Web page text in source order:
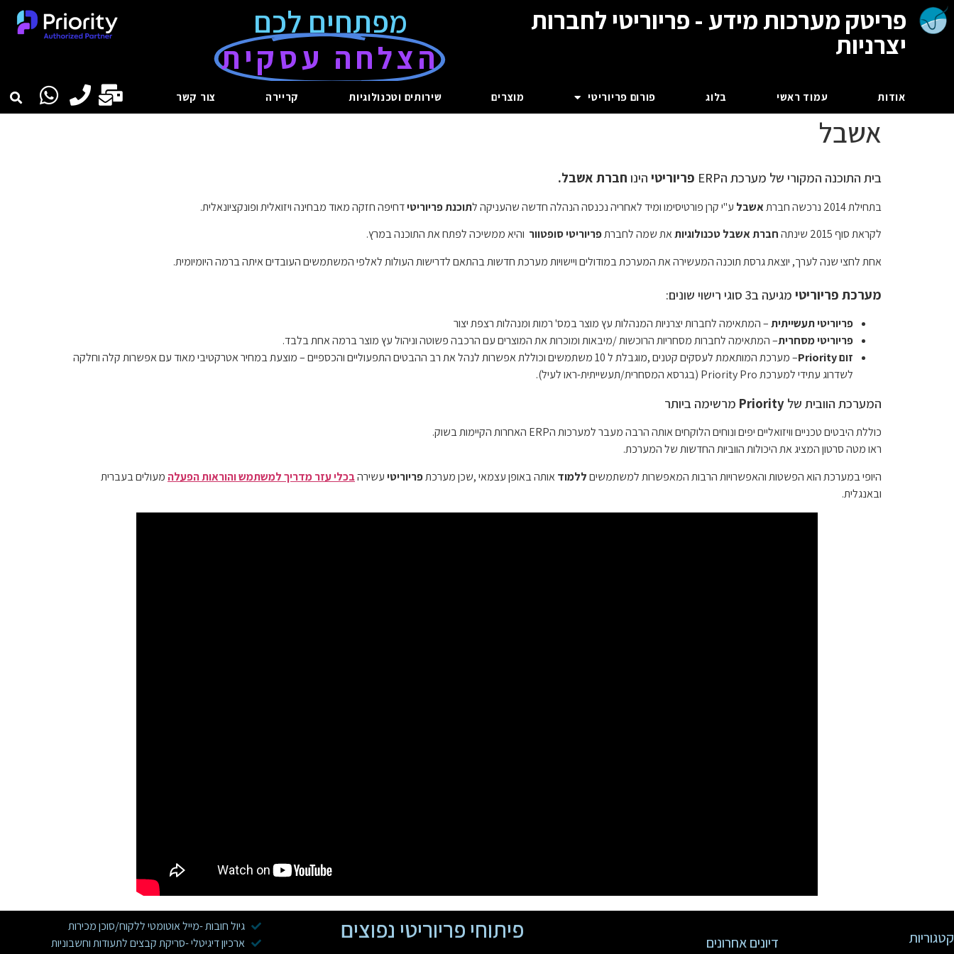
פריטק מערכות מידע - פריוריטי לחברות
יצרניות
מפתחים לכם
הצלחה עסקית
אודות עמוד ראשי בלוג פורום פריוריטי מוצרים שירותים וטכנולוגיות קריירה צור קשר
אשבל
בית התוכנה המקורי של מערכת הERP פריוריטי הינו חברת אשבל.
בתחילת 2014 נרכשה חברת אשבל ע"י קרן פורטיסימו ומיד לאחריה נכנסה הנהלה חדשה שהעניקה לתוכנת פריוריטידחיפה חזקה מאוד מבחינה ויזואלית ופונקציונאלית.
לקראת סוף 2015 שינתה
חברת אשבל טכנולוגיותאת שמה לחברתפריוריטי סופטוור והיא ממשיכה לפתח את התוכנה במרץ.
אחת לחצי שנה לערך, יוצאת גרסת תוכנה המעשירה את המערכת במודולים ויישויות מערכת חדשות בהתאם לדרישות העולות לאלפי המשתמשים העובדים איתה ברמה היומיומית.
מערכת פריוריטי מגיעה ב3 סוגי רישוי שונים:
פריוריטי תעשייתית– המתאימה לחברות יצרניות המנהלות עץ מוצר במס' רמות ומנהלות רצפת יצור
פריוריטי מסחרית– המתאימה לחברות מסחריות הרוכשות /מיבאות ומוכרות את המוצרים עם הרכבה פשוטה וניהול עץ מוצר ברמה אחת בלבד.
זום Priority
– מערכת המותאמת לעסקים קטנים ,מוגבלת ל 10 משתמשים וכוללת אפשרות לנהל את רב ההבטים התפעוליים והכספיים – מוצעת במחיר אטרקטיבי מאוד עם אפשרות קלה וחלקה
לשדרוג עתידי למערכת Priority Pro (בגרסא המסחרית/תעשייתית-ראו לעיל).
המערכת הוובית של Priority מרשימה ביותר
כוללת היבטים טכניים וויזואליים יפים ונוחים הלוקחים אותה הרבה מעבר למערכות הERP האחרות הקיימות בשוק.
ראו מטה סרטון המציג את היכולות הווביות החדשות של המערכת.
היופי במערכת הוא הפשטות והאפשרויות הרבות המאפשרות למשתמשיםללמודאותה באופן עצמאי ,שכן מערכתפריוריטיעשירהבכלי עזר מדריך למשתמש והוראות הפעלה מעולים בעברית
ובאנגלית.
קטגוריות דיונים אחרונים פיתוחי פריוריטי נפוצים
גיול חובות -מייל אוטומטי ללקוח/סוכן מכירות
ארכיון דיגיטלי -סריקת קבצים לתעודות וחשבוניות